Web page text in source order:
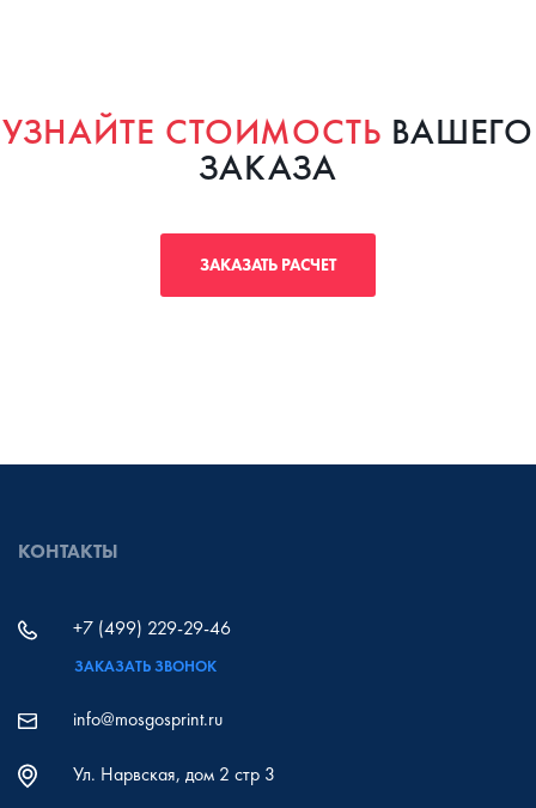
УЗНАЙТЕ СТОИМОСТЬ ВАШЕГО
ЗАКАЗА
ЗАКАЗАТЬ РАСЧЕТ
КОНТАКТЫ
+7 (499) 229-29-46
ЗАКАЗАТЬ ЗВОНОК
info@mosgosprint.ru
Ул. Нарвская, дом 2 стр 3